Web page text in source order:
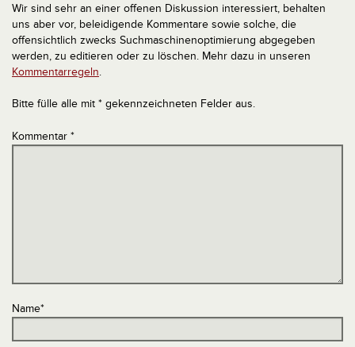
Wir sind sehr an einer offenen Diskussion interessiert, behalten
uns aber vor, beleidigende Kommentare sowie solche, die
offensichtlich zwecks Suchmaschinenoptimierung abgegeben
werden, zu editieren oder zu löschen. Mehr dazu in unseren
Kommentarregeln.
Bitte fülle alle mit * gekennzeichneten Felder aus.
Kommentar *
Name*